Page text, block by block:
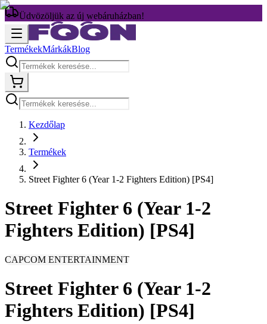
Üdvözöljük az új webáruházban!
TermékekMárkákBlog
Kezdőlap
Termékek
Street Fighter 6 (Year 1-2 Fighters Edition) [PS4]
Street Fighter 6 (Year 1-2
Fighters Edition) [PS4]
CAPCOM ENTERTAINMENT
Street Fighter 6 (Year 1-2
Fighters Edition) [PS4]